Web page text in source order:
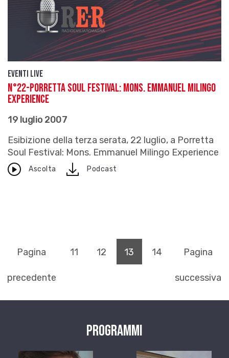
Eventi live
N°22-PORRETTA SOUL FESTIVAL: Mons. Emmanuel Milingo
Experience
19 luglio 2007
Esibizione della terza serata, 22 luglio, a Porretta
Soul Festival: Mons. Emmanuel Milingo Experience
Ascolta downloadPodcast
Pagina
precedente
11 12 13 (pagina corrente)
14 Pagina
successiva
Programmi